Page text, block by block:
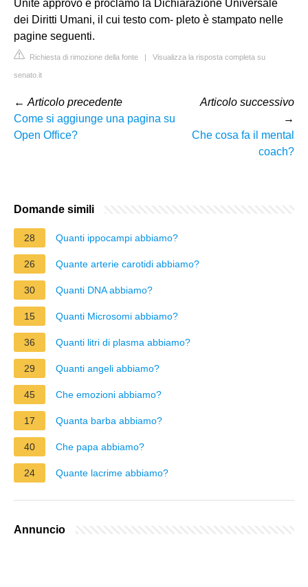
Unite approvò e proclamò la Dichiarazione Universale
dei Diritti Umani, il cui testo com- pleto è stampato nelle
pagine seguenti.
Richiesta di rimozione della fonte | Visualizza la risposta completa su
senato.it
← Articolo precedente
Come si aggiunge una pagina su
Open Office?
Articolo successivo
→
Che cosa fa il mental
coach?
Domande simili
28 Quanti ippocampi abbiamo?
26 Quante arterie carotidi abbiamo?
30 Quanti DNA abbiamo?
15 Quanti Microsomi abbiamo?
36 Quanti litri di plasma abbiamo?
29 Quanti angeli abbiamo?
45 Che emozioni abbiamo?
17 Quanta barba abbiamo?
40 Che papa abbiamo?
24 Quante lacrime abbiamo?
Annuncio